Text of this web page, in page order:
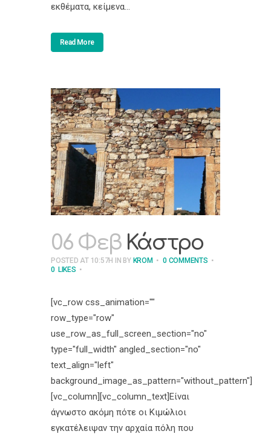
εκθέματα, κείμενα...
Read More
06 Φεβ Κάστρο
POSTED AT 10:57H IN BY KROM
0 COMMENTS
0 LIKES
[vc_row css_animation=""
row_type="row"
use_row_as_full_screen_section="no"
type="full_width" angled_section="no"
text_align="left"
background_image_as_pattern="without_pattern"]
[vc_column][vc_column_text]Είναι
άγνωστο ακόμη πότε οι Κιμώλιοι
εγκατέλειψαν την αρχαία πόλη που